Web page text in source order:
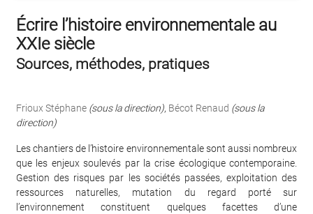
Écrire l’histoire environnementale au
XXIe siècle
Sources, méthodes, pratiques
Frioux Stéphane (sous la direction), Bécot Renaud (sous la
direction)
Les chantiers de l’histoire environnementale sont aussi nombreux
que les enjeux soulevés par la crise écologique contemporaine.
Gestion des risques par les sociétés passées, exploitation des
ressources naturelles, mutation du regard porté sur
l’environnement constituent quelques facettes d’une